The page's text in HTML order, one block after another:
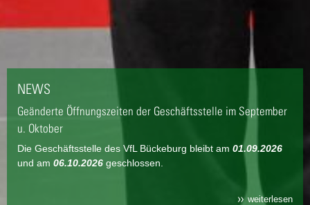
NEWS
Geänderte Öffnungszeiten der Geschäftsstelle im September
u. Oktober
Die Geschäftsstelle des VfL Bückeburg bleibt am 01.09.2026
und am 06.10.2026 geschlossen.
weiterlesen